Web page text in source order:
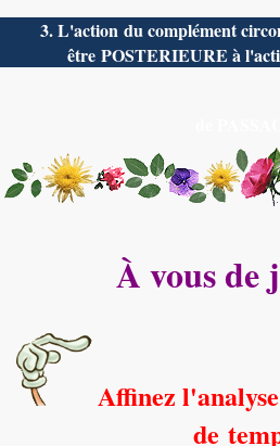
3. L'action du complément
être POSTERIEURE à
À vous de
Affinez
de